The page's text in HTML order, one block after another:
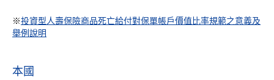
※投資型人壽保險商品死亡給付對保單帳戶價值比率規範之意義及
舉例說明
本國